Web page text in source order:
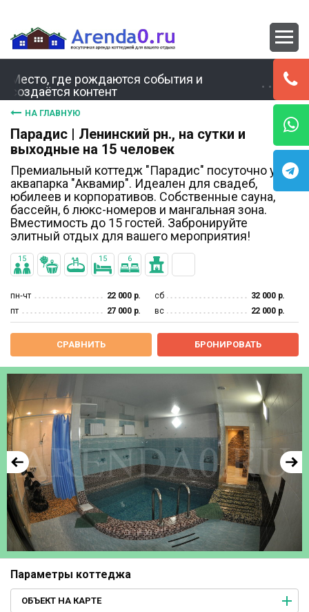
Место, где рождаются события и
создаётся контент
НА ГЛАВНУЮ
Парадис | Ленинский рн., на сутки и
выходные на 15 человек
Премиальный коттедж "Парадис" посуточно у
аквапарка "Аквамир". Идеален для свадеб,
юбилеев и корпоративов. Собственные сауна,
бассейн, 6 люкс-номеров и мангальная зона.
Вместимость до 15 гостей. Забронируйте
элитный отдых для вашего мероприятия!
15 15 6
пн‐чт
22 000 р.
пт
27 000 р.
сб
32 000 р.
вс
22 000 р.
СРАВНИТЬ БРОНИРОВАТЬ
Параметры коттеджа
ОБЪЕКТ НА КАРТЕ